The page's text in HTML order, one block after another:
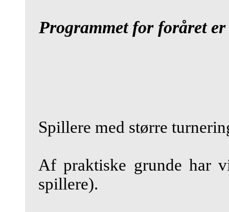
Programmet for foråret
Spillere med større
Af praktiske grunde har
spillere).